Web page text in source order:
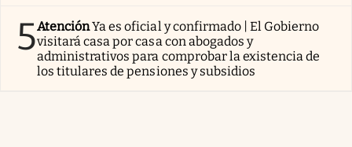
5AtenciónYa es oficial y confirmado | El Gobierno
visitará casa por casa con abogados y
administrativos para comprobar la existencia de
los titulares de pensiones y subsidios